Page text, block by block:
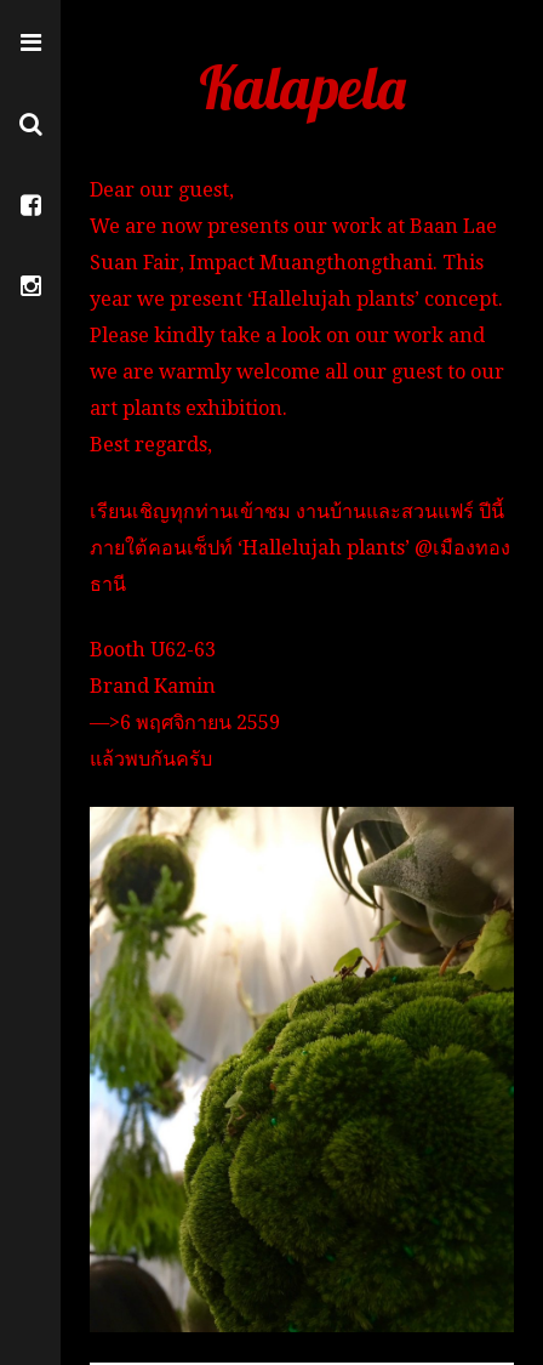
Kalapela
Dear our guest,
We are now presents our work at Baan Lae
Suan Fair, Impact Muangthongthani. This
year we present ‘Hallelujah plants’ concept.
Please kindly take a look on our work and
we are warmly welcome all our guest to our
art plants exhibition.
Best regards,
เรียนเชิญทุกท่านเข้าชม งานบ้านและสวนแฟร์ ปีนี้
ภายใต้คอนเซ็ปท์ ‘Hallelujah plants’ @เมืองทอง
ธานี
Booth U62-63
Brand Kamin
—>6 พฤศจิกายน 2559
แล้วพบกันครับ